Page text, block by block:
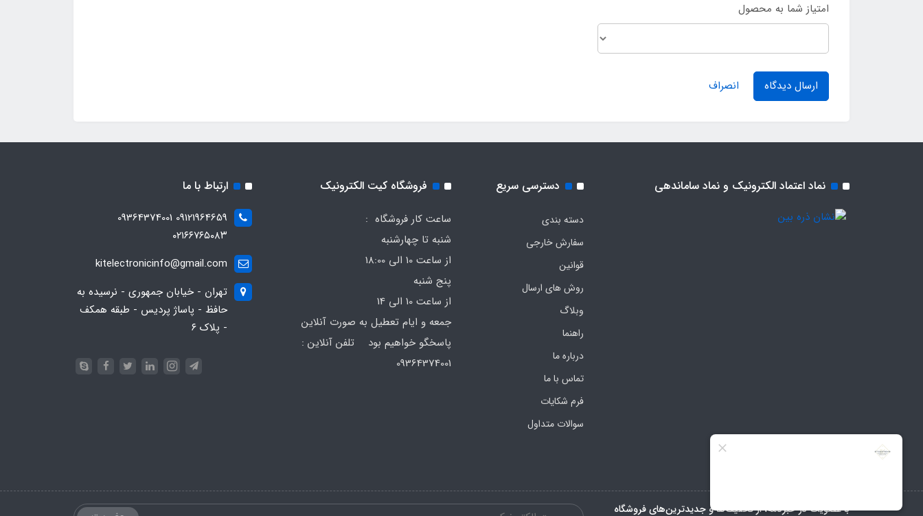
امتیاز شما به محصول
ارسال دیدگاه انصراف
نماد اعتماد الکترونیک و نماد ساماندهی دسترسی سریع
دسته بندی
سفارش خارجی
قوانین
روش های ارسال
وبلاگ
راهنما
درباره ما
تماس با ما
فرم‌ شکایات
سوالات متداول
فروشگاه کیت الکترونیک
ساعت کار فروشگاه :
شنبه تا چهارشنبه
از ساعت 10 الی 18:00
پنج شنبه
از ساعت 10 الی 14
جمعه و ایام تعطیل به صورت آنلاین
پاسخگو خواهیم بود تلفن آنلاین :
ارتباط با ما
09121964659 09364374001
۰۲۱۶۶۷۶۵۰۸۳
kitelectronicinfo@gmail.com
تهران - خیابان جمهوری - نرسیده به
حافظ - پاساژ پردیس - طبقه همکف
- پلاک ۶
با عضویت در خبرنامه، از تخفیف‌ها و جدیدترین‌های فروشگاه